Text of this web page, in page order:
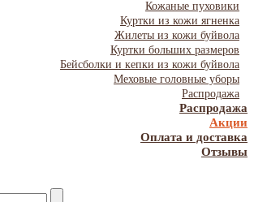
Кожаные пуховики
Куртки из кожи ягненка
Жилеты из кожи буйвола
Куртки больших размеров
Бейсболки и кепки из кожи буйвола
Меховые головные уборы
Распродажа
Распродажа
Акции
Оплата и доставка
Отзывы